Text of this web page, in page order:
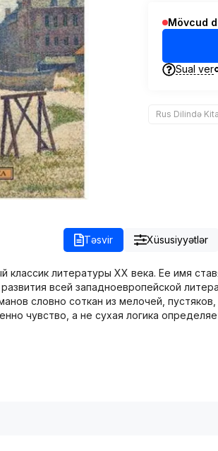
Mövcud
Sual ver
Rus Dilində
Təsvir Xüsusiyyətlər
классик литературы ХХ века. Ее имя
всей западноевропейской
словно соткан из мелочей,
чувство, а не сухая логика